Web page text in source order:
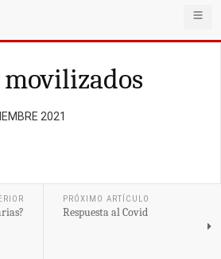
movilizados
2021
PRÓXIMO ARTÍCULO
Respuesta al Covid